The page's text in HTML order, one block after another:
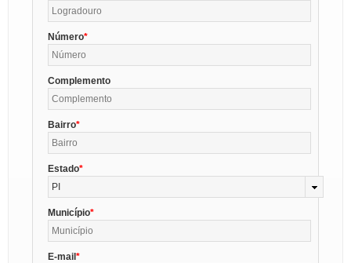
Número
Complemento
Bairro
Estado
PI
Município
E-mail